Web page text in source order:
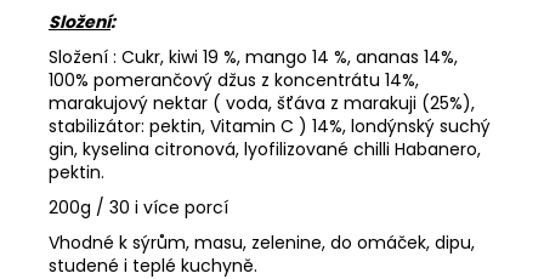
Složení:
Složení : Cukr, kiwi 19 %, mango 14 %, ananas 14%,
100% pomerančový džus z koncentrátu 14%,
marakujový nektar ( voda, šťáva z marakuji (25%),
stabilizátor: pektin, Vitamin C ) 14%, londýnský suchý
gin, kyselina citronová, lyofilizované chilli Habanero,
pektin.
200g / 30 i více porcí
Vhodné k sýrům, masu, zelenine, do omáček, dipu,
studené i teplé kuchyně.